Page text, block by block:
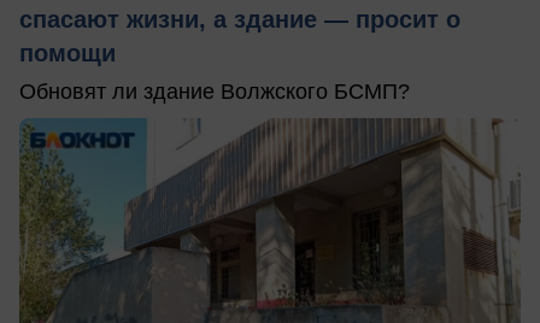
спасают жизни, а здание — просит о
помощи
Обновят ли здание Волжского БСМП?